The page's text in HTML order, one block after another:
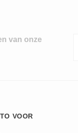
van onze
VOOR